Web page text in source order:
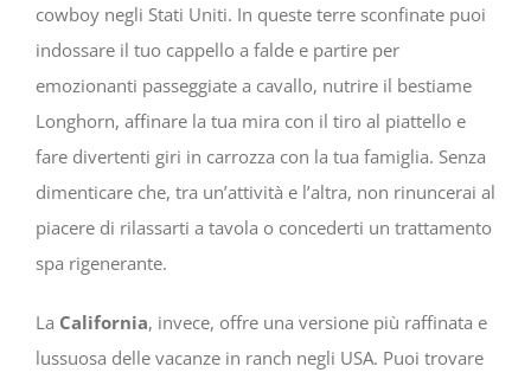
cowboy negli Stati Uniti. In queste terre sconfinate puoi
indossare il tuo cappello a falde e partire per
emozionanti passeggiate a cavallo, nutrire il bestiame
Longhorn, affinare la tua mira con il tiro al piattello e
fare divertenti giri in carrozza con la tua famiglia. Senza
dimenticare che, tra un’attività e l’altra, non rinuncerai al
piacere di rilassarti a tavola o concederti un trattamento
spa rigenerante.
La California, invece, offre una versione più raffinata e
lussuosa delle vacanze in ranch negli USA. Puoi trovare